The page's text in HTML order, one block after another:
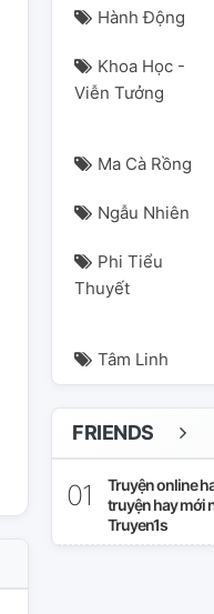
Hành Động
Khoa Học -
Viễn Tưởng
Ma Cà Rồng
Ngẫu Nhiên
Phi Tiểu
Thuyết
Tâm Linh
FRIENDS
Truyện online
truyện hay mới
Truyen1s